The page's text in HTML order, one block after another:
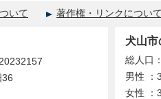
いて 著作権・リンクについて
犬山市
総人口
男性 ：
女性 ：